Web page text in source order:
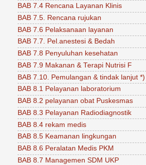
BAB 7.4 Rencana Layanan Klinis
BAB 7.5. Rencana rujukan
BAB 7.6 Pelaksanaan layanan
BAB 7.7. Pel.anestesi & Bedah
BAB 7.8 Penyuluhan kesehatan
BAB 7.9 Makanan & Terapi Nutrisi F
BAB 7.10. Pemulangan & tindak lanjut *)
BAB 8.1 Pelayanan laboratorium
BAB 8.2 pelayanan obat Puskesmas
BAB 8.3 Pelayanan Radiodiagnostik
BAB 8.4 rekam medis
BAB 8.5 Keamanan lingkungan
BAB 8.6 Peralatan Medis PKM
BAB 8.7 Managemen SDM UKP